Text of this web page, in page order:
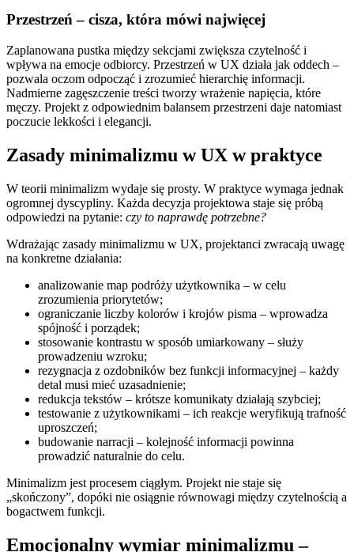
Przestrzeń – cisza, która mówi najwięcej
Zaplanowana pustka między sekcjami zwiększa czytelność i
wpływa na emocje odbiorcy. Przestrzeń w UX działa jak oddech –
pozwala oczom odpocząć i zrozumieć hierarchię informacji.
Nadmierne zagęszczenie treści tworzy wrażenie napięcia, które
męczy. Projekt z odpowiednim balansem przestrzeni daje natomiast
poczucie lekkości i elegancji.
Zasady minimalizmu w UX w praktyce
W teorii minimalizm wydaje się prosty. W praktyce wymaga jednak
ogromnej dyscypliny. Każda decyzja projektowa staje się próbą
odpowiedzi na pytanie: czy to naprawdę potrzebne?
Wdrażając zasady minimalizmu w UX, projektanci zwracają uwagę
na konkretne działania:
analizowanie map podróży użytkownika – w celu
zrozumienia priorytetów;
ograniczanie liczby kolorów i krojów pisma – wprowadza
spójność i porządek;
stosowanie kontrastu w sposób umiarkowany – służy
prowadzeniu wzroku;
rezygnacja z ozdobników bez funkcji informacyjnej – każdy
detal musi mieć uzasadnienie;
redukcja tekstów – krótsze komunikaty działają szybciej;
testowanie z użytkownikami – ich reakcje weryfikują trafność
uproszczeń;
budowanie narracji – kolejność informacji powinna
prowadzić naturalnie do celu.
Minimalizm jest procesem ciągłym. Projekt nie staje się
„skończony”, dopóki nie osiągnie równowagi między czytelnością a
bogactwem funkcji.
Emocjonalny wymiar minimalizmu –